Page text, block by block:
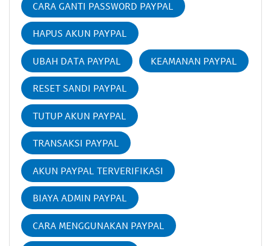
CARA GANTI PASSWORD PAYPAL
HAPUS AKUN PAYPAL
UBAH DATA PAYPAL KEAMANAN PAYPAL
RESET SANDI PAYPAL
TUTUP AKUN PAYPAL
TRANSAKSI PAYPAL
AKUN PAYPAL TERVERIFIKASI
BIAYA ADMIN PAYPAL
CARA MENGGUNAKAN PAYPAL